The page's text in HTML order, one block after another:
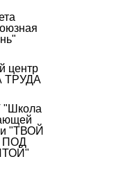
центр
ТРУДА
"ТВОЙ
ПОД